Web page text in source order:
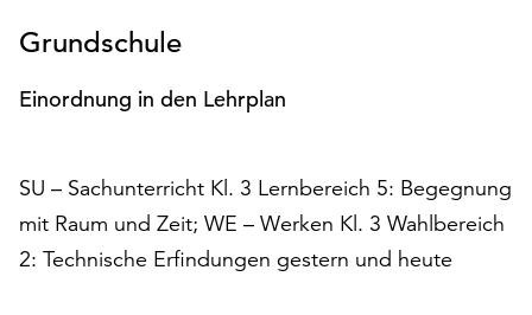
Einstellungen“
Verfügung.
werden
auch
ohne
Ihr
Grundschule
Einordnung in den Lehrplan
SU – Sachunterricht Kl. 3 Lernbereich 5: Begegnung
mit Raum und Zeit; WE – Werken Kl. 3 Wahlbereich
2: Technische Erfindungen gestern und heute